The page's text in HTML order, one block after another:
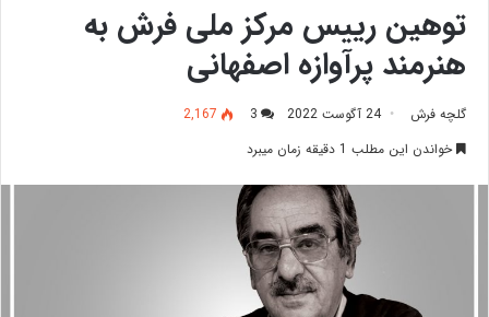
توهین رییس مرکز ملی فرش به
هنرمند پرآوازه اصفهانی
گلچه فرش 24 آگوست 2022 3
2,167
خواندن این مطلب 1 دقیقه زمان میبرد